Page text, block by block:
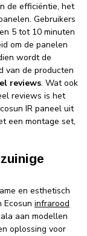
de efficiëntie, het
Gebruikers
5 tot 10 minuten
om de panelen
wordt de
van de producten
reviews. Wat ook
reviews is het
IR paneel uit
een montage set,
en esthetisch
Ecosun infrarood
aan modellen
oplossing voor